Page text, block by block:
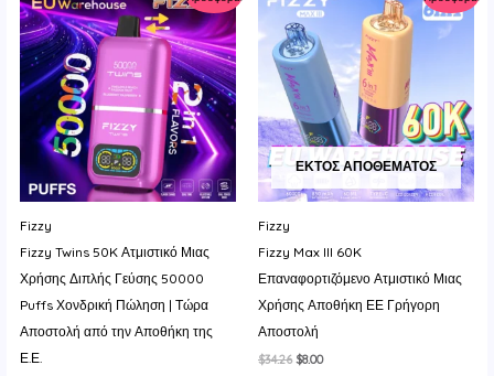
Fizzy
Fizzy Twins 50K Ατμιστικό Μιας
Χρήσης Διπλής Γεύσης 50000
Puffs Χονδρική Πώληση | Τώρα
Αποστολή από την Αποθήκη της
Ε.Ε.
ΕΚΤΌΣ ΑΠΟΘΈΜΑΤΟΣ
Fizzy
Fizzy Max III 60K
Επαναφορτιζόμενο Ατμιστικό Μιας
Χρήσης Αποθήκη ΕΕ Γρήγορη
Αποστολή
$34.26 Original
$8.00Η